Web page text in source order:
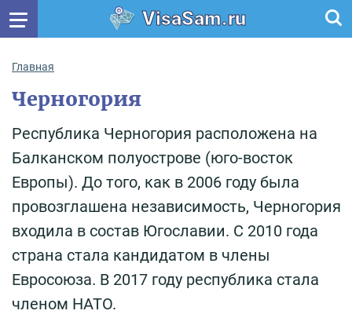
VisaSam.ru
Главная
Черногория
Республика Черногория расположена на
Балканском полуострове (юго-восток
Европы). До того, как в 2006 году была
провозглашена независимость, Черногория
входила в состав Югославии. С 2010 года
страна стала кандидатом в члены
Евросоюза. В 2017 году республика стала
членом НАТО.